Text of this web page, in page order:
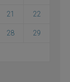
21 22
28 29